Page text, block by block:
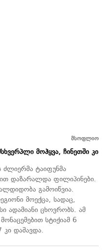
მსოფლიო
მოჰყვა, ჩინეთში კი
ძლიერმა ტაიფუნმა
დაზარალდა ფილიპინები.
გამოიწვია.
მოექცა, სადაც,
ადამიანი ცხოვრობს. ამ
სტიქიამ 6
კი დაშავდა.